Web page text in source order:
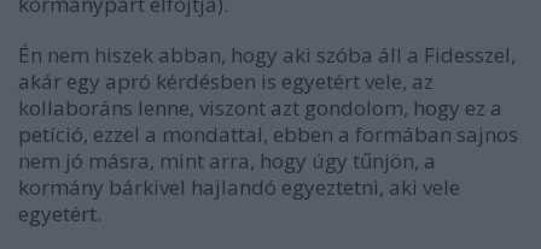
Én nem hiszek abban, hogy aki szóba áll a Fidesszel,
akár egy apró kérdésben is egyetért vele, az
kollaboráns lenne, viszont azt gondolom, hogy ez a
petíció, ezzel a mondattal, ebben a formában sajnos
nem jó másra, mint arra, hogy úgy tűnjön, a
kormány bárkivel hajlandó egyeztetni, aki vele
egyetért.